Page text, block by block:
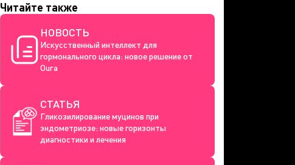
Читайте также
НОВОСТЬ
Искусственный интеллект для
гормонального цикла: новое решение от
Oura
СТАТЬЯ
Гликозилирование муцинов при
эндометриозе: новые горизонты
диагностики и лечения